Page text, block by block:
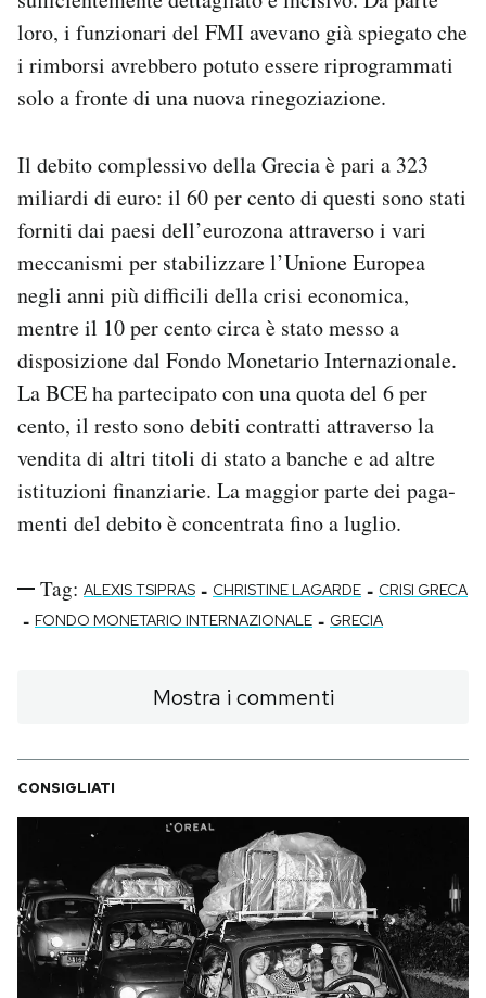
loro, i funzionari del FMI avevano già spiegato che
i rimborsi avrebbero potuto essere riprogrammati
solo a fronte di una nuova rinegoziazione.
Il debito complessivo della Grecia è pari a 323
miliardi di euro: il 60 per cento di questi sono stati
forniti dai paesi dell’eurozona attraverso i vari
meccanismi per stabilizzare l’Unione Europea
negli anni più difficili della crisi economica,
mentre il 10 per cento circa è stato messo a
disposizione dal Fondo Monetario Internazionale.
La BCE ha partecipato con una quota del 6 per
cento, il resto sono debiti contratti attraverso la
vendita di altri titoli di stato a banche e ad altre
istituzioni finanziarie. La maggior parte dei paga­
menti del debito è con­cen­trata fino a luglio.
Tag: ALEXIS TSIPRAS - CHRISTINE LAGARDE - CRISI GRECA
- FONDO MONETARIO INTERNAZIONALE - GRECIA
Mostra i commenti
CONSIGLIATI